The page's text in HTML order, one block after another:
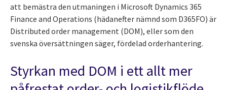
att bemästra den utmaningen i Microsoft Dynamics 365
Finance and Operations (hädanefter nämnd som D365FO) är
Distributed order management (DOM), eller som den
svenska översättningen säger, fördelad orderhantering.
Styrkan med DOM i ett allt mer